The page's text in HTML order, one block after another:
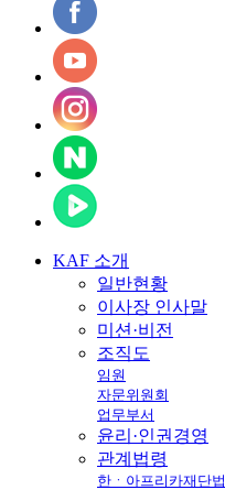
KAF 소개
일반현황
이사장 인사말
미션·비전
조직도
임원
자문위원회
업무부서
윤리·인권경영
관계법령
한ㆍ아프리카재단법